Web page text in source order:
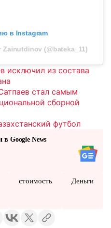
в Instagram
(@bateka_11)
исключил из состава
стал самым
сборной
футбол
Google News
стоимость Деньги